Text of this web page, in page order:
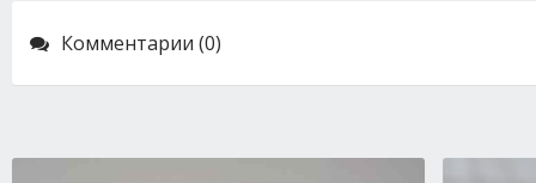
Комментарии (0)